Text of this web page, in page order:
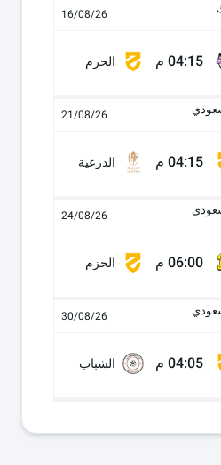
16/08/26
04:15 م الحزم
21/08/26
04:15 م الدرعية
24/08/26
06:00 م الحزم
30/08/26
04:05 م الشباب